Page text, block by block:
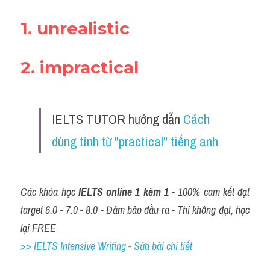
1. unrealistic
2. impractical
IELTS TUTOR hướng dẫn Cách
dùng tính từ "practical" tiếng anh
Các khóa học IELTS online 1 kèm 1 - 100% cam kết đạt
target 6.0 - 7.0 - 8.0 - Đảm bảo đầu ra - Thi không đạt, học
lại FREE
>> IELTS Intensive Writing - Sửa bài chi tiết